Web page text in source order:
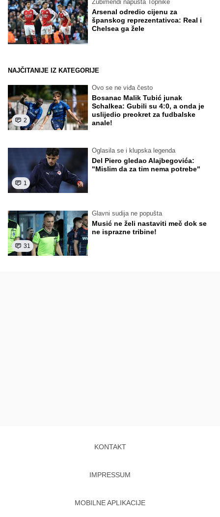
Zubimendi napušta Topnike
Arsenal odredio cijenu za
španskog reprezentativca: Real i
Chelsea ga žele
NAJČITANIJE IZ KATEGORIJE
2
Ovo se ne viđa često
Bosanac Malik Tubić junak
Schalkea: Gubili su 4:0, a onda je
uslijedio preokret za fudbalske
anale!
1
Oglasila se i klupska legenda
Del Piero gledao Alajbegovića:
"Mislim da za tim nema potrebe"
31
Glavni sudija ne popušta
Musić ne želi nastaviti meč dok se
ne isprazne tribine!
KONTAKT
IMPRESSUM
MOBILNE APLIKACIJE